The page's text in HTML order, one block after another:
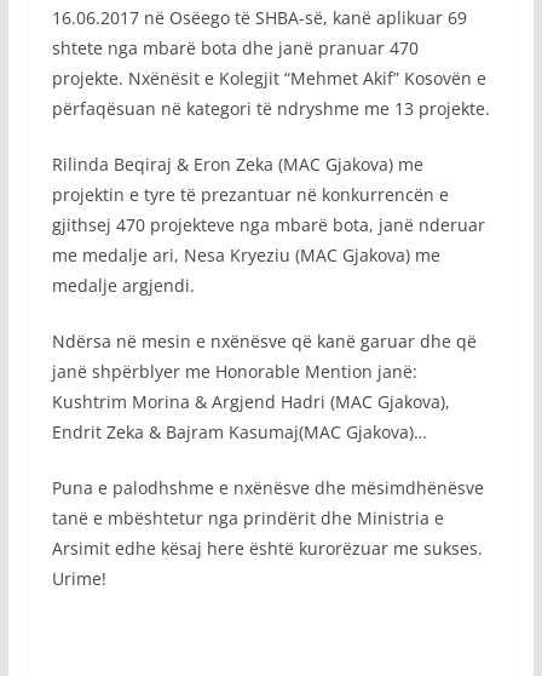
16.06.2017 në Osëego të SHBA-së, kanë aplikuar 69
shtete nga mbarë bota dhe janë pranuar 470
projekte. Nxënësit e Kolegjit “Mehmet Akif” Kosovën e
përfaqësuan në kategori të ndryshme me 13 projekte.
Rilinda Beqiraj & Eron Zeka (MAC Gjakova) me
projektin e tyre të prezantuar në konkurrencën e
gjithsej 470 projekteve nga mbarë bota, janë nderuar
me medalje ari, Nesa Kryeziu (MAC Gjakova) me
medalje argjendi.
Ndërsa në mesin e nxënësve që kanë garuar dhe që
janë shpërblyer me Honorable Mention janë:
Kushtrim Morina & Argjend Hadri (MAC Gjakova),
Endrit Zeka & Bajram Kasumaj(MAC Gjakova)…
Puna e palodhshme e nxënësve dhe mësimdhënësve
tanë e mbështetur nga prindërit dhe Ministria e
Arsimit edhe kësaj here është kurorëzuar me sukses.
Urime!